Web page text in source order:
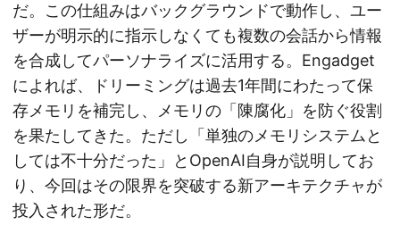
だ。この仕組みはバックグラウンドで動作し、ユー
ザーが明示的に指示しなくても複数の会話から情報
を合成してパーソナライズに活用する。Engadget
によれば、ドリーミングは過去1年間にわたって保
存メモリを補完し、メモリの「陳腐化」を防ぐ役割
を果たしてきた。ただし「単独のメモリシステムと
しては不十分だった」とOpenAI自身が説明してお
り、今回はその限界を突破する新アーキテクチャが
投入された形だ。